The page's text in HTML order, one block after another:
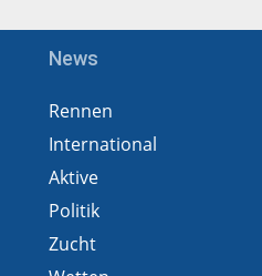
News
Rennen
International
Aktive
Politik
Zucht